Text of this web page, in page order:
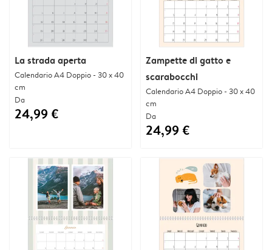
La strada aperta
Calendario A4 Doppio - 30 x 40
cm
Da
24,99 €
Zampette di gatto e
scarabocchi
Calendario A4 Doppio - 30 x 40
cm
Da
24,99 €